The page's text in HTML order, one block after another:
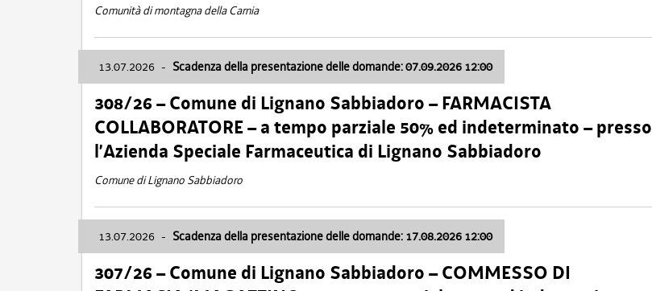
Comunità di montagna della Carnia
13.07.2026 - Scadenza della presentazione delle domande: 07.09.2026 12:00
308/26 – Comune di Lignano Sabbiadoro – FARMACISTA
COLLABORATORE – a tempo parziale 50% ed indeterminato – presso
l’Azienda Speciale Farmaceutica di Lignano Sabbiadoro
Comune di Lignano Sabbiadoro
13.07.2026 - Scadenza della presentazione delle domande: 17.08.2026 12:00
307/26 – Comune di Lignano Sabbiadoro – COMMESSO DI